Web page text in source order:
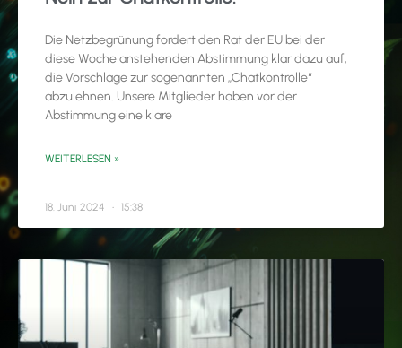
Die Netzbegrünung fordert den Rat der EU bei der
diese Woche anstehenden Abstimmung klar dazu auf,
die Vorschläge zur sogenannten „Chatkontrolle“
abzulehnen. Unsere Mitglieder haben vor der
Abstimmung eine klare
WEITERLESEN »
18. Juni 2024 15:38